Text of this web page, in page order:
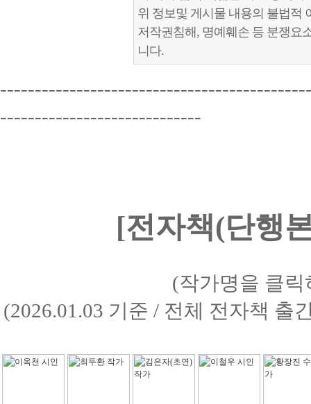
위 정보및 게시물 내용의 불법적
저작권침해, 명예훼손 등 분쟁요
니다.
-----------------------------
[전자책(단행
(작가명을 클
(2026.01.03 기준 / 전체 전자책 출